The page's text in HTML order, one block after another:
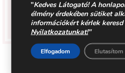
Egyszerű visszaváltási
"Kedves Látogató! A
élmény érdekében sütiket
információkért kérlek
Nyilatkozatunkat!"
Elfogadom Elutasítom